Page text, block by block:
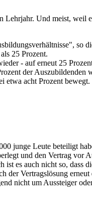
Lehrjahr. Und meist, weil
so
25 Prozent.
- auf erneut 25
der Auszubildenden
acht Prozent bewegt.
junge Leute beteiligt
und den Vertrag vor
es auch nicht so, dass
der Vertragslösung
nicht um Aussteiger